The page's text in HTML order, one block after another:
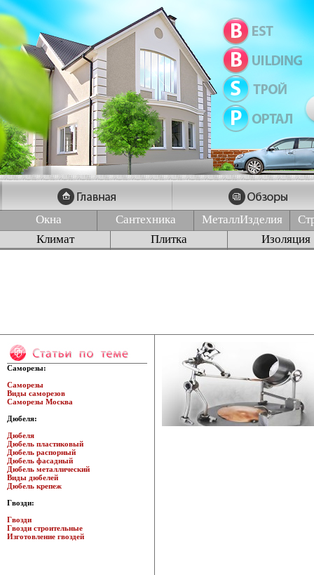
Окна Сантехника МеталлИзделия
Климат
Плитка Изоляция
Саморезы:
Саморезы
Виды саморезов
Саморезы Москва
Дюбеля:
Дюбеля
Дюбель пластиковый
Дюбель распорный
Дюбель фасадный
Дюбель металлический
Виды дюбелей
Дюбель крепеж
Гвозди:
Гвозди
Гвозди строительные
Изготовление гвоздей